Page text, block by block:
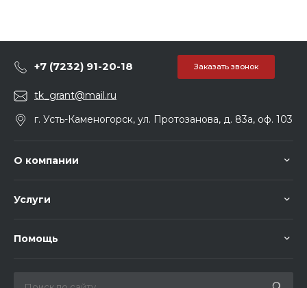
+7 (7232) 91-20-18 Заказать звонок
tk_grant@mail.ru
г. Усть-Каменогорск, ул. Протозанова, д. 83а, оф. 103
О компании
Услуги
Помощь